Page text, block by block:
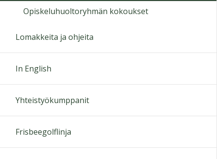
Opiskeluhuoltoryhmän kokoukset
Lomakkeita ja ohjeita
In English
Yhteistyökumppanit
Frisbeegolflinja